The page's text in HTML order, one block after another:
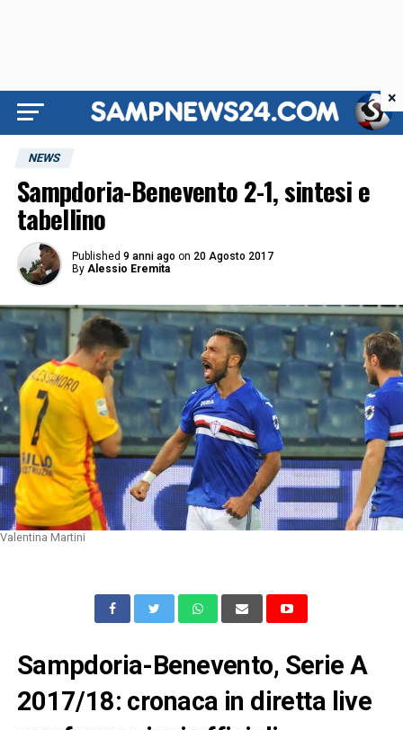
NEWS
Sampdoria-Benevento 2-1, sintesi e
tabellino
Published 9 anni ago on 20 Agosto 2017
By Alessio Eremita
Valentina Martini
Sampdoria-Benevento, Serie A
2017/18: cronaca in diretta live
×